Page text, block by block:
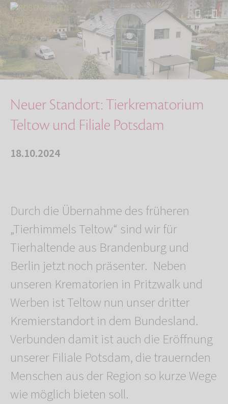
Start Über uns
Aktuelles
Neuer Standort: Tierkrematorium Teltow und Fi…
Neuer Standort: Tierkrematorium
Teltow und Filiale Potsdam
18.10.2024
Durch die Übernahme des früheren
„Tierhimmels Teltow“ sind wir für
Tierhaltende aus Brandenburg und
Berlin jetzt noch präsenter. Neben
unseren Krematorien in Pritzwalk und
Werben ist Teltow nun unser dritter
Kremierstandort in dem Bundesland.
Verbunden damit ist auch die Eröffnung
unserer Filiale Potsdam, die trauernden
Menschen aus der Region so kurze Wege
wie möglich bieten soll.